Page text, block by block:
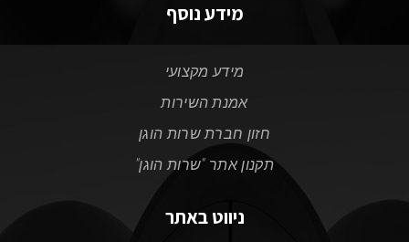
מידע נוסף
מידע מקצועי
אמנת השירות
חזון חברת שרות הוגן
תקנון אתר "שרות הוגן"
ניווט באתר